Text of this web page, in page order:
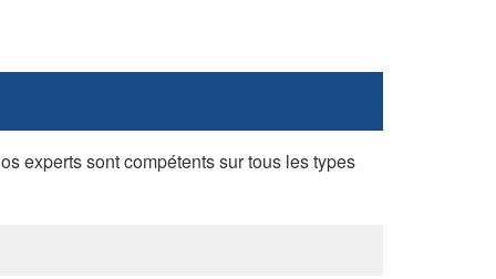
experts sont compétents sur tous les types